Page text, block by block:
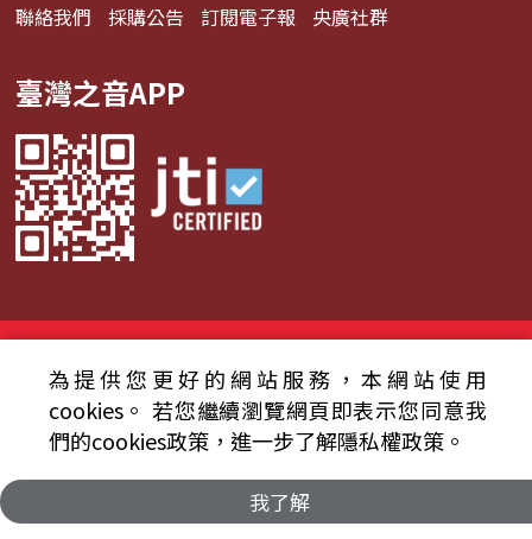
聯絡我們 採購公告 訂閱電子報 央廣社群
臺灣之音APP
資通安全政策聲明
服務條款 隱私權條款
為提供您更好的網站服務，本網站使用
cookies。 若您繼續瀏覽網頁即表示您同意我
們的cookies政策，進一步了解隱私權政策。
我了解